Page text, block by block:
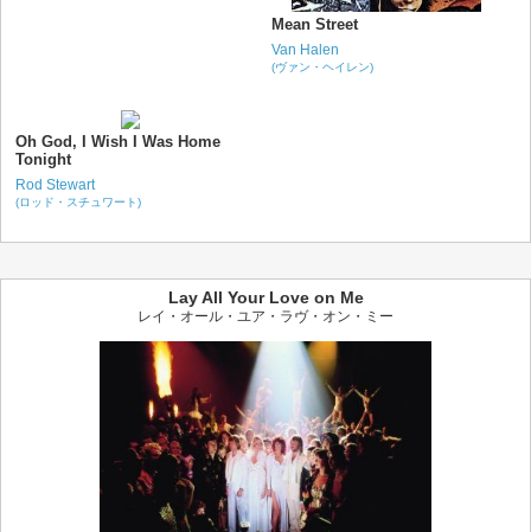
Mean Street
Van Halen
(ヴァン・ヘイレン)
Oh God, I Wish I Was Home
Tonight
Rod Stewart
(ロッド・スチュワート)
Lay All Your Love on Me
レイ・オール・ユア・ラヴ・オン・ミー